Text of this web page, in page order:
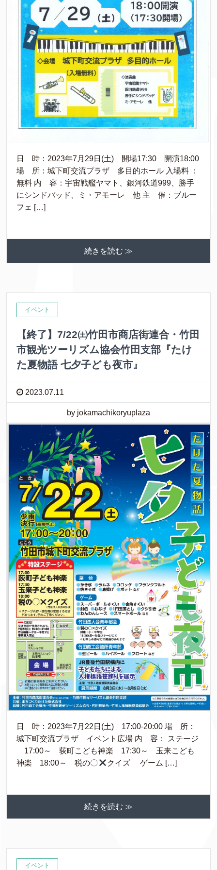
日 時：2023年7月29日(土) 開場17:30 開演18:00
場 所：城下町交流プラザ 多目的ホール 入場料 ：
無料 内 容：宇宙戦艦ヤマト、銀河鉄道999、勝手
にシンドバッド、ミ・アモーレ 他 主 催：ブルー
フェ […]
続きを読む ≫
イベント
【終了】7/22㈯竹田市商店街連合・竹田
市観光ツーリズム協会竹田支部『たけ
た夏物語 七夕子ども夜市』
2023.07.11
by jokamachikoryuplaza
日 時：2023年7月22日(土) 17:00-20:00 場 所：
城下町交流プラザ イベント広場 内 容： ステージ
17:00～ 荻町こども神楽 17:30～ 玉来こども
神楽 18:00～ 税の〇
クイズ ゲーム […]
続きを読む ≫
イベント